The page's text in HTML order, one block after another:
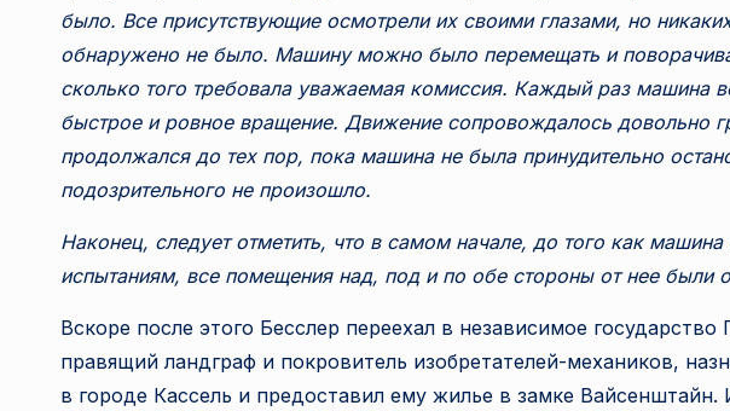
было. Все присутствующие осмотрели их своими глазами, но
обнаружено не было. Машину можно было перемещать и
сколько того требовала уважаемая комиссия. Каждый раз машина
быстрое и ровное вращение. Движение сопровождалось довольно
продолжался до тех пор, пока машина не была принудительно
подозрительного не произошло.
Наконец, следует отметить, что в самом начале, до того как
испытаниям, все помещения над, под и по обе стороны от нее были
Вскоре после этого Бесслер переехал в независимое
правящий ландграф и покровитель изобретателей-механиков,
в городе Кассель и предоставил ему жилье в замке Вайсенштайн.